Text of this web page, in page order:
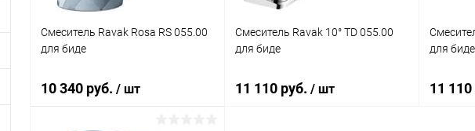
Смеситель Ravak Rosa RS 055.00
для биде
10 340 руб. / шт
Смеситель Ravak 10° TD 055.00
для биде
11 110 руб. / шт
для биде
11